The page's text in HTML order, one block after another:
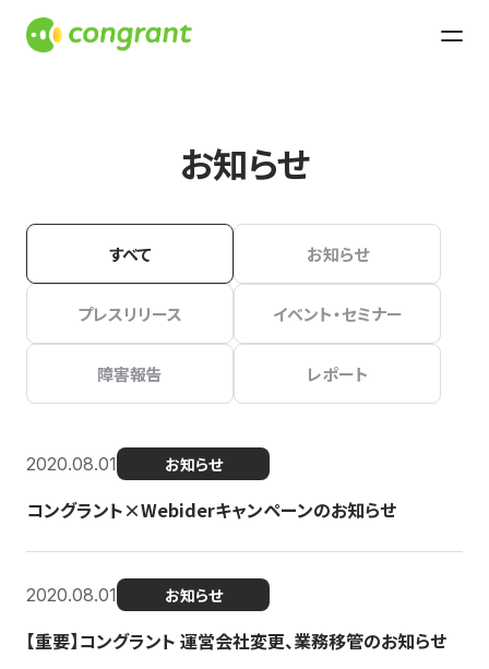
お知らせ
すべて お知らせ
プレスリリース イベント・セミナー
障害報告 レポート
2020.08.01 お知らせ
コングラント×Webiderキャンペーンのお知らせ
2020.08.01 お知らせ
【重要】コングラント 運営会社変更、業務移管のお知らせ